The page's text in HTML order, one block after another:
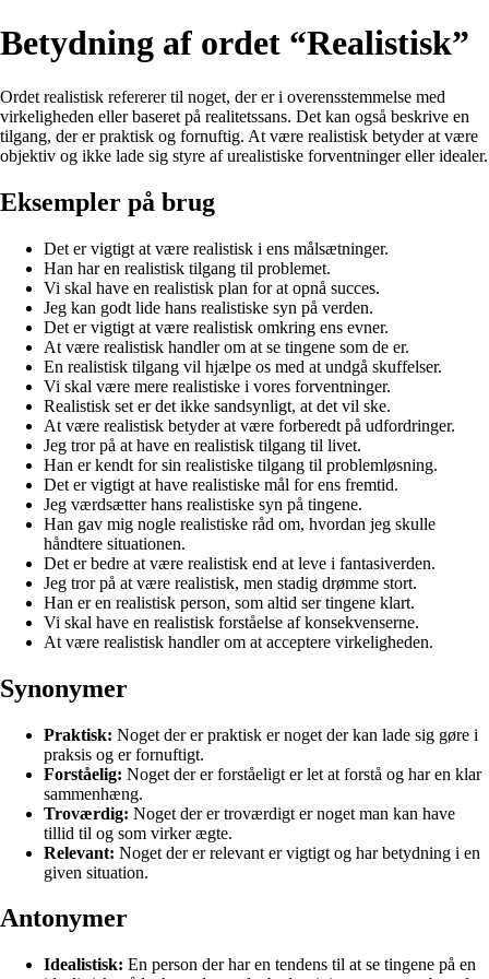
Betydning af ordet “Realistisk”
Ordet realistisk refererer til noget, der er i overensstemmelse med
virkeligheden eller baseret på realitetssans. Det kan også beskrive en
tilgang, der er praktisk og fornuftig. At være realistisk betyder at være
objektiv og ikke lade sig styre af urealistiske forventninger eller idealer.
Eksempler på brug
Det er vigtigt at være realistisk i ens målsætninger.
Han har en realistisk tilgang til problemet.
Vi skal have en realistisk plan for at opnå succes.
Jeg kan godt lide hans realistiske syn på verden.
Det er vigtigt at være realistisk omkring ens evner.
At være realistisk handler om at se tingene som de er.
En realistisk tilgang vil hjælpe os med at undgå skuffelser.
Vi skal være mere realistiske i vores forventninger.
Realistisk set er det ikke sandsynligt, at det vil ske.
At være realistisk betyder at være forberedt på udfordringer.
Jeg tror på at have en realistisk tilgang til livet.
Han er kendt for sin realistiske tilgang til problemløsning.
Det er vigtigt at have realistiske mål for ens fremtid.
Jeg værdsætter hans realistiske syn på tingene.
Han gav mig nogle realistiske råd om, hvordan jeg skulle
håndtere situationen.
Det er bedre at være realistisk end at leve i fantasiverden.
Jeg tror på at være realistisk, men stadig drømme stort.
Han er en realistisk person, som altid ser tingene klart.
Vi skal have en realistisk forståelse af konsekvenserne.
At være realistisk handler om at acceptere virkeligheden.
Synonymer
Praktisk: Noget der er praktisk er noget der kan lade sig gøre i
praksis og er fornuftigt.
Forståelig: Noget der er forståeligt er let at forstå og har en klar
sammenhæng.
Troværdig: Noget der er troværdigt er noget man kan have
tillid til og som virker ægte.
Relevant: Noget der er relevant er vigtigt og har betydning i en
given situation.
Antonymer
Idealistisk: En person der har en tendens til at se tingene på en